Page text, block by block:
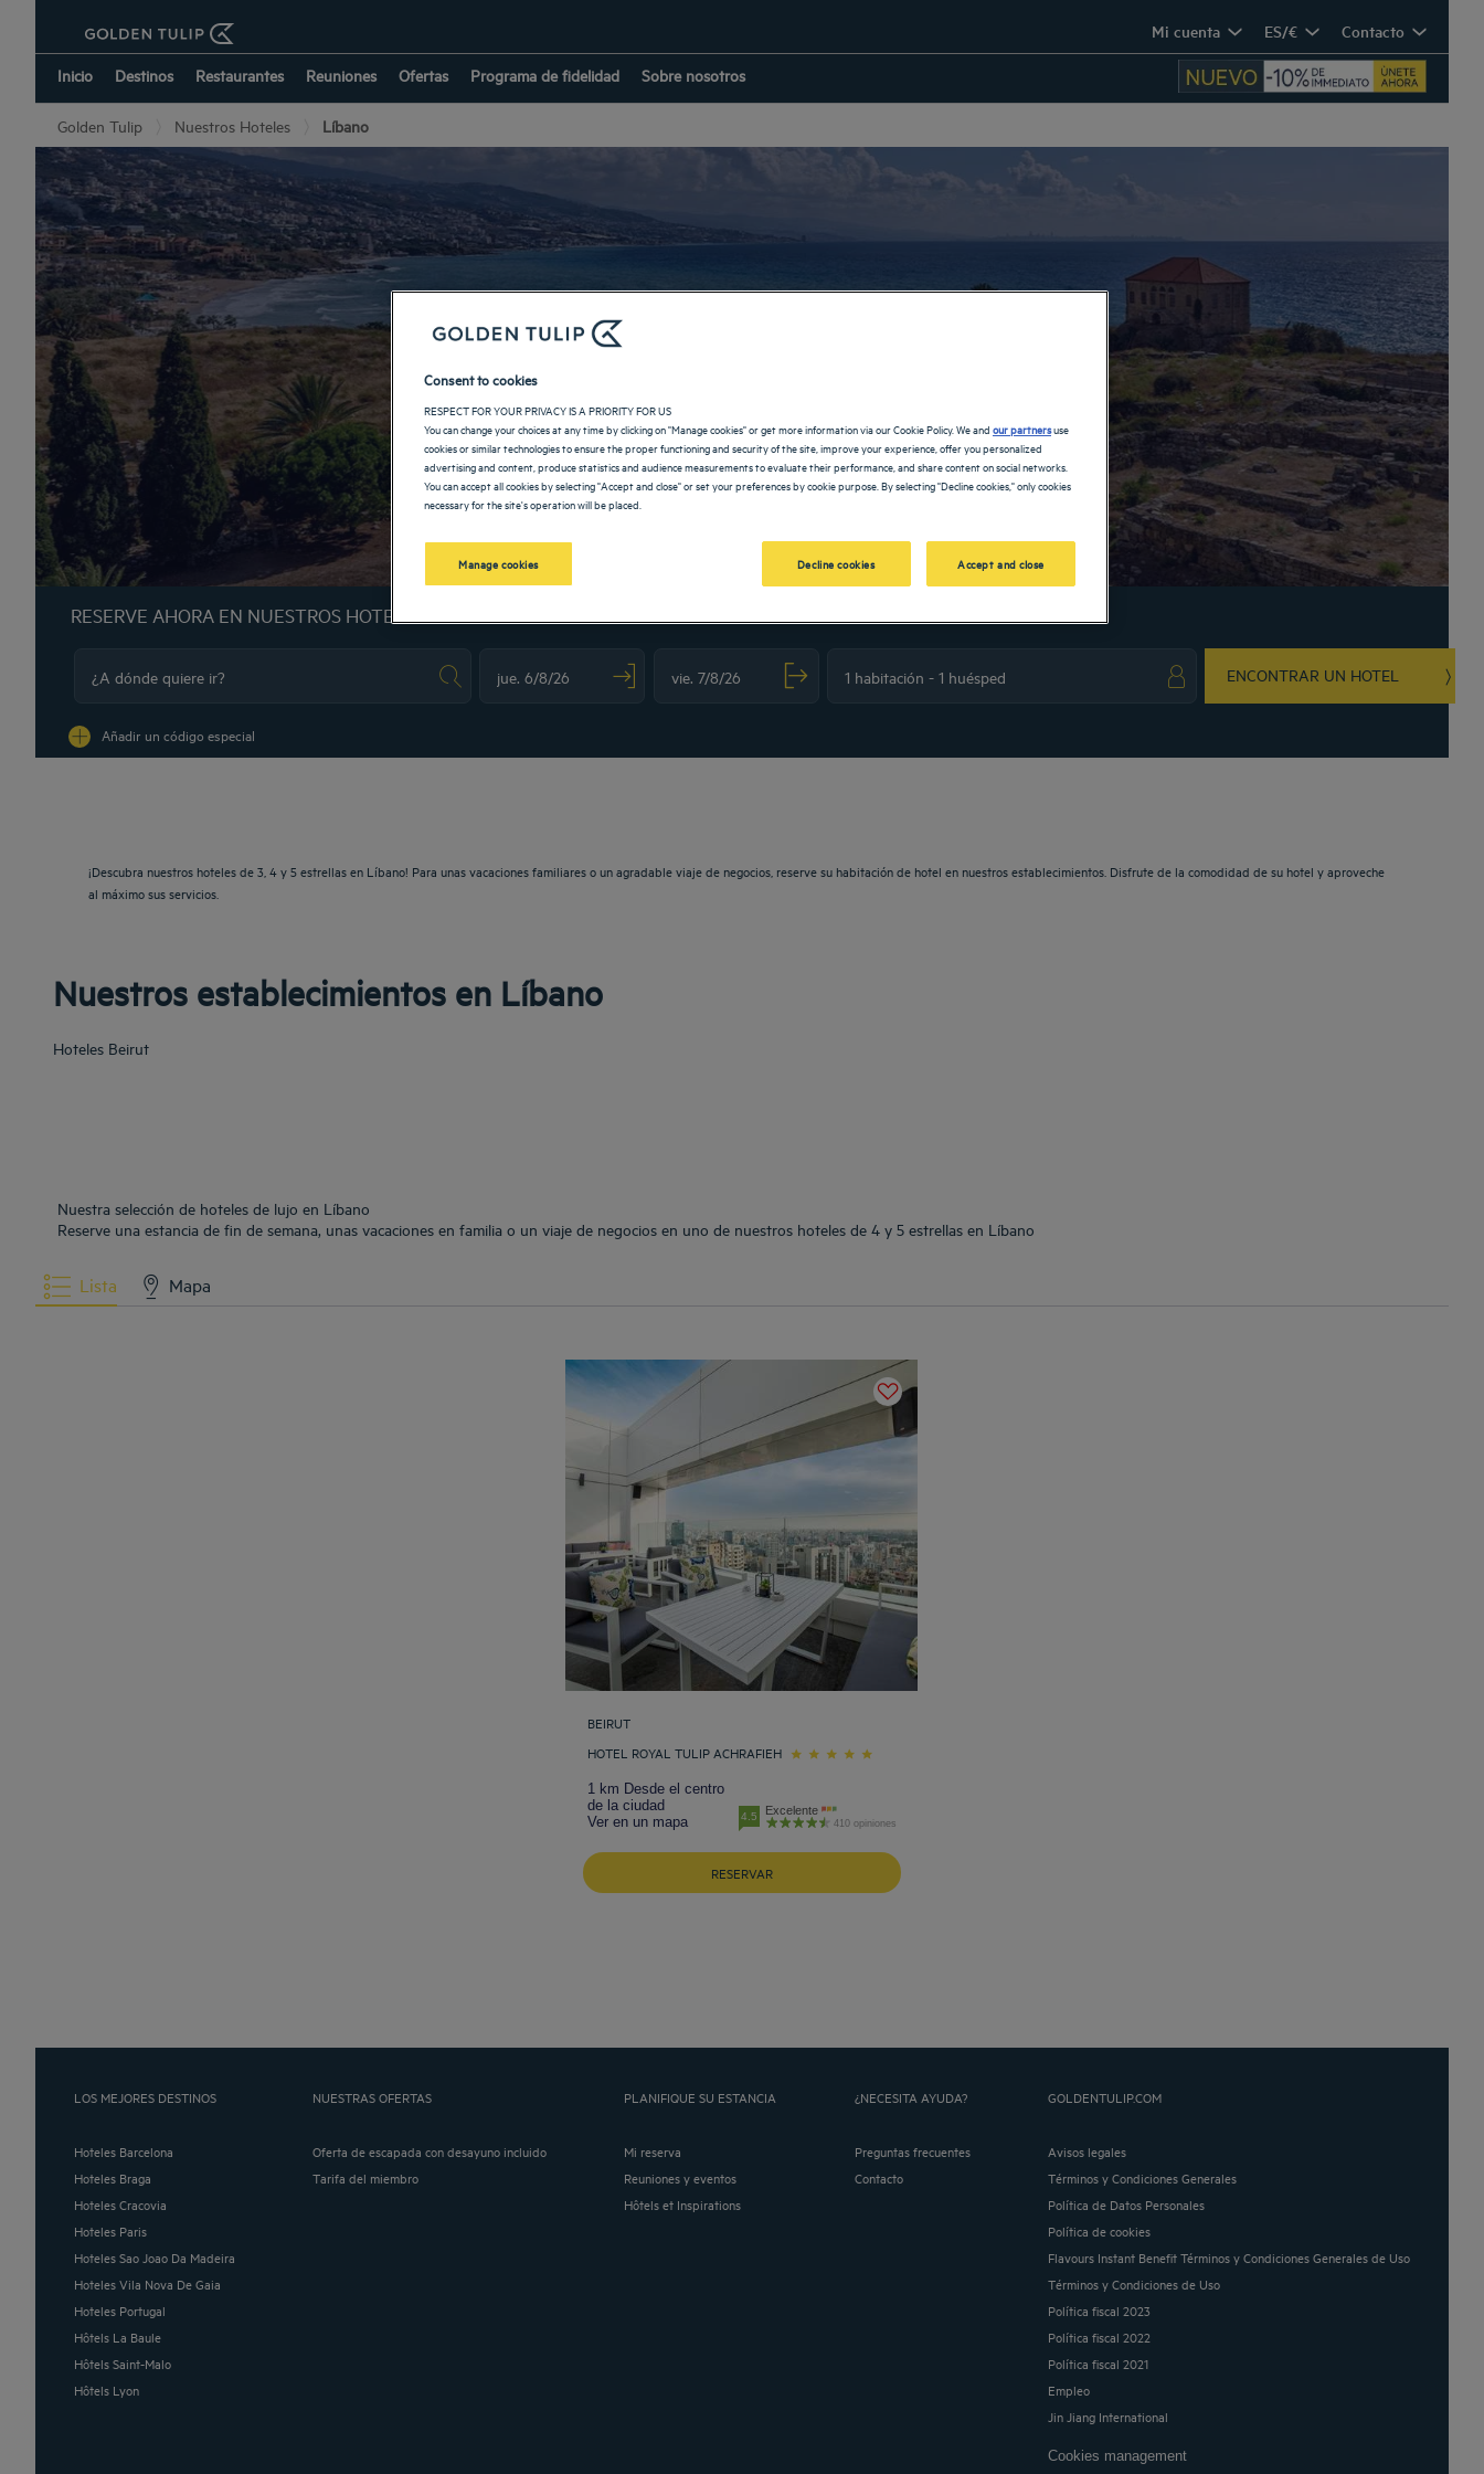
Mi cuenta ES/€ Contacto
Inicio Destinos Restaurantes Reuniones Ofertas Programa de fidelidad Sobre nosotros
Golden Tulip Nuestros Hoteles Líbano
Hoteles en Líbano
VOLVER A LOS DESTINOS
RESERVE AHORA EN NUESTROS HOTELES GOLDEN TULIP
ENCONTRAR UN HOTEL
Añadir un código especial
¡Descubra nuestros hoteles de 3, 4 y 5 estrellas en Líbano! Para unas vacaciones familiares o un agradable viaje de negocios, reserve su habitación de hotel en nuestros establecimientos. Disfrute de la comodidad de su hotel y aproveche
al máximo sus servicios.
Nuestros establecimientos en Líbano
Hoteles Beirut
Nuestra selección de hoteles de lujo en Líbano
Reserve una estancia de fin de semana, unas vacaciones en familia o un viaje de negocios en uno de nuestros hoteles de 4 y 5 estrellas en Líbano
Lista Mapa
BEIRUT
HOTEL ROYAL TULIP ACHRAFIEH
1 km Desde el centro
de la ciudad
Ver en un mapa
4.5 Excelente
410 opiniones
RESERVAR
LOS MEJORES DESTINOS
Hoteles Barcelona
Hoteles Braga
Hoteles Cracovia
Hoteles Paris
Hoteles Sao Joao Da Madeira
Hoteles Vila Nova De Gaia
Hoteles Portugal
Hôtels La Baule
Hôtels Saint-Malo
Hôtels Lyon
NUESTRAS OFERTAS
Oferta de escapada con desayuno incluido
Tarifa del miembro
PLANIFIQUE SU ESTANCIA
Mi reserva
Reuniones y eventos
Hôtels et Inspirations
¿NECESITA AYUDA?
Preguntas frecuentes
Contacto
GOLDENTULIP.COM
Avisos legales
Términos y Condiciones Generales
Política de Datos Personales
Política de cookies
Flavours Instant Benefit Términos y Condiciones Generales de Uso
Términos y Condiciones de Uso
Política fiscal 2023
Política fiscal 2022
Política fiscal 2021
Empleo
Jin Jiang International
Cookies management
Consent to cookies
RESPECT FOR YOUR PRIVACY IS A PRIORITY FOR US
You can change your choices at any time by clicking on "Manage cookies" or get more information via our Cookie Policy. We andour partnersuse
cookies or similar technologies to ensure the proper functioning and security of the site, improve your experience, offer you personalized
advertising and content, produce statistics and audience measurements to evaluate their performance, and share content on social networks.
You can accept all cookies by selecting "Accept and close" or set your preferences by cookie purpose. By selecting "Decline cookies," only cookies
necessary for the site's operation will be placed.
Manage cookies Decline cookies Accept and close